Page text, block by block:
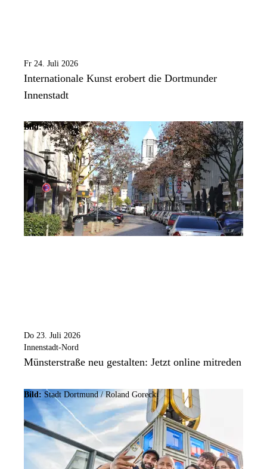
Fr 24. Juli 2026
Internationale Kunst erobert die Dortmunder
Innenstadt
Bild: Anja Cord
Do 23. Juli 2026
Innenstadt-Nord
Münsterstraße neu gestalten: Jetzt online mitreden
Bild: Stadt Dortmund / Roland Gorecki